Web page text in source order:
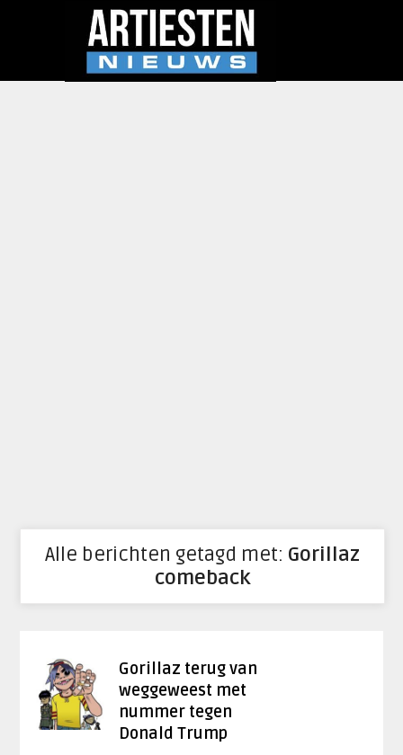
Alle berichten getagd met: Gorillaz
comeback
Gorillaz terug van
weggeweest met
nummer tegen
Donald Trump